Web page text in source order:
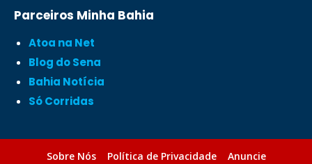
Parceiros Minha Bahia
Atoa na Net
Blog do Sena
Bahia Notícia
Só Corridas
Sobre Nós Política de Privacidade Anuncie